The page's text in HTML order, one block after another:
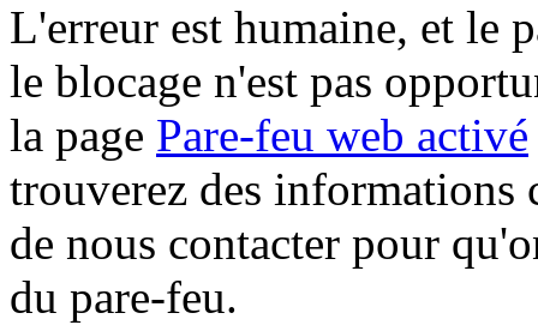
L'erreur est humaine, et le
le blocage n'est pas
la page Pare-feu web activé
trouverez des informations
de nous contacter pour
du pare-feu.